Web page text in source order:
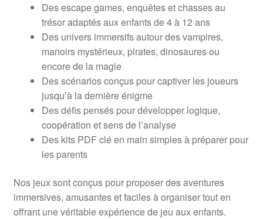
Des escape games, enquêtes et chasses au
trésor adaptés aux enfants de 4 à 12 ans
Des univers immersifs autour des vampires,
manoirs mystérieux, pirates, dinosaures ou
encore de la magie
Des scénarios conçus pour captiver les joueurs
jusqu’à la dernière énigme
Des défis pensés pour développer logique,
coopération et sens de l’analyse
Des kits PDF clé en main simples à préparer pour
les parents
Nos jeux sont conçus pour proposer des aventures
immersives, amusantes et faciles à organiser tout en
offrant une véritable expérience de jeu aux enfants.